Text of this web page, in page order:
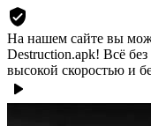
На нашем сайте вы
Destruction.apk! Всё
высокой скоростью и